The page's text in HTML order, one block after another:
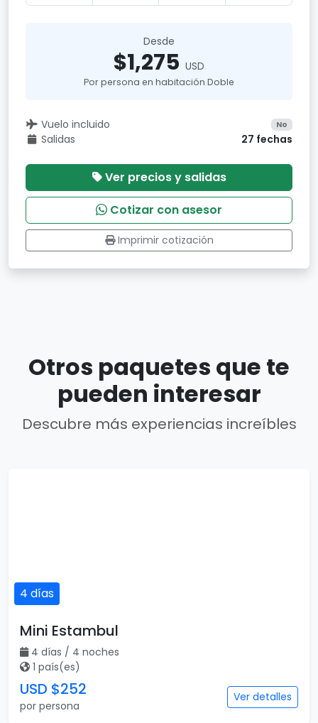
Desde
$1,275 USD
Por persona en habitación Doble
Vuelo incluido No
Salidas 27 fechas
Ver precios y salidas
Cotizar con asesor
Imprimir cotización
Otros paquetes que te
pueden interesar
Descubre más experiencias increíbles
4 días
Mini Estambul
4 días / 4 noches
1 país(es)
USD $252
por persona
Ver detalles